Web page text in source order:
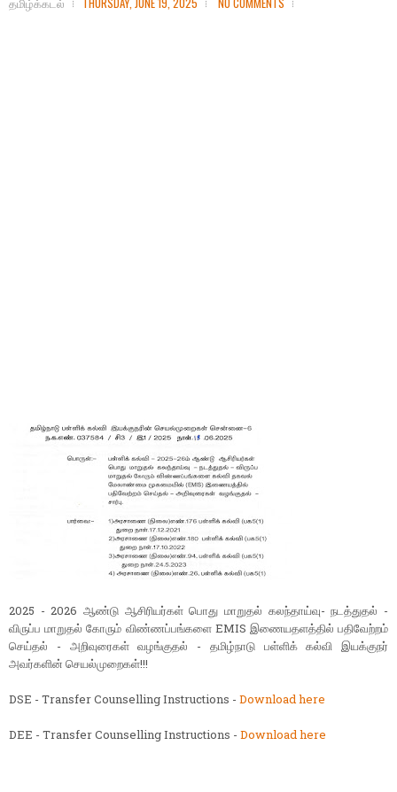
2025 - 2026 ஆண்டு ஆசிரியர்கள் பொது மாறுதல் கலந்தாய்வு- நடத்துதல் -
விருப்ப மாறுதல் கோரும் விண்ணப்பங்களை EMIS இணையதளத்தில் பதிவேற்றம்
செய்தல் - அறிவுரைகள் வழங்குதல் - தமிழ்நாடு பள்ளிக் கல்வி இயக்குநர்
அவர்களின் செயல்முறைகள்!!!
DSE - Transfer Counselling Instructions - Download here
DEE - Transfer Counselling Instructions - Download here